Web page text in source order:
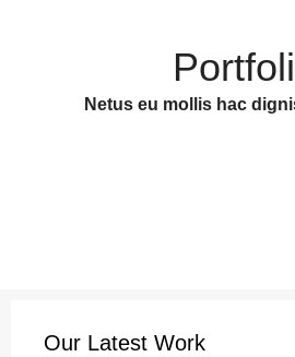
Netus eu mollis hac
Our Latest Work